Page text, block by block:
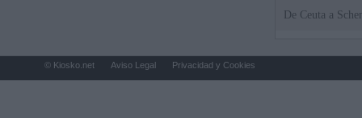
De
© Kiosko.net Aviso Legal Privacidad y Cookies